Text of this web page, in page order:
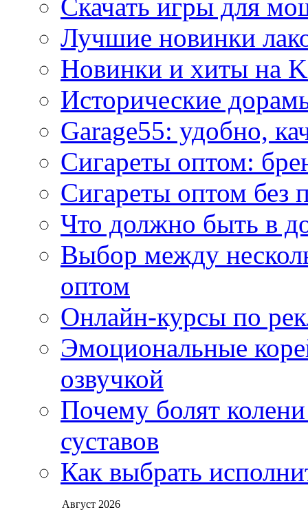
Скачать игры для
Лучшие новинки
Новинки и хиты на
Исторические
Garage55: удобно,
Сигареты оптом:
Сигареты оптом без
Что должно быть в
Выбор между
оптом
Онлайн-курсы по
Эмоциональные
озвучкой
Почему болят
суставов
Как выбрать
Август 2026